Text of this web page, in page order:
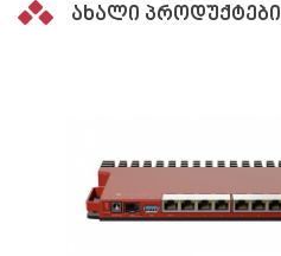
ახალი პროდუქტები